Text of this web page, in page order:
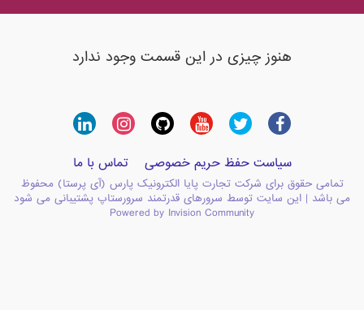
هنوز چیزی در این قسمت وجود ندارد
سیاست حفظ حریم خصوصی تماس با ما
تمامی حقوق برای شرکت تجارت پایا الکترونیک پارس (آی پرستا) محفوظ
می باشد | این سایت توسط سرورهای قدرتمند سرورستاپ پشتیبانی می شود
Powered by Invision Community